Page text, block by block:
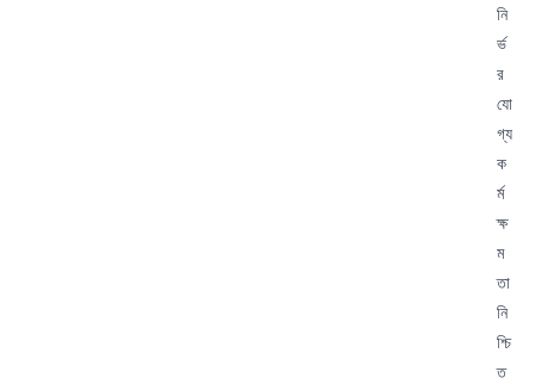
নি
র্ভ
র
যো
গ্য
ক
র্ম
ক্ষ
ম
তা
নি
শ্চি
ত